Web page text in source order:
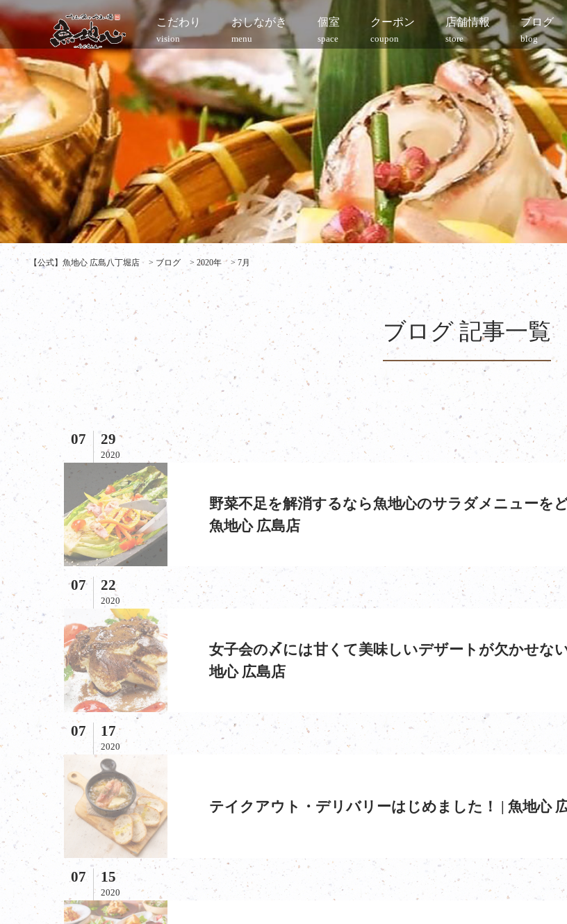
こだわり
vision
おしながき
menu
個室
space
クーポン
coupon
店舗情報
store
ブログ
blog
【公式】魚地心 広島八丁堀店 > ブログ > 2020年 > 7月
ブログ 記事一覧
07 29
2020
野菜不足を解消するなら魚地心のサラダメニューを
魚地心 広島店
07 22
2020
女子会の〆には甘くて美味しいデザートが欠かせな
地心 広島店
07 17
2020
テイクアウト・デリバリーはじめました！ | 魚地心
07 15
2020